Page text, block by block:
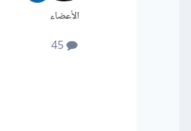
الأعضاء